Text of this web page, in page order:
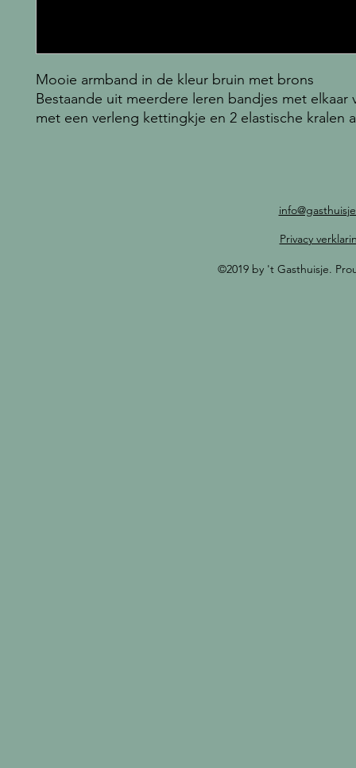
Mooie armband in de kleur bruin met brons
Bestaande uit meerdere leren bandjes met elkaar
met een verleng kettingkje en 2 elastische kralen
Privacy
©2019 by 't Gasthuisje.